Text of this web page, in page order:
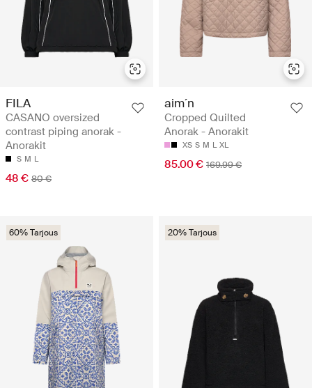
FILA
CASANO oversized
contrast piping anorak -
Anorakit
S M L
48 € 80 €
aim´n
Cropped Quilted
Anorak - Anorakit
XS S M L XL
85.00 € 169.99 €
60% Tarjous 20% Tarjous